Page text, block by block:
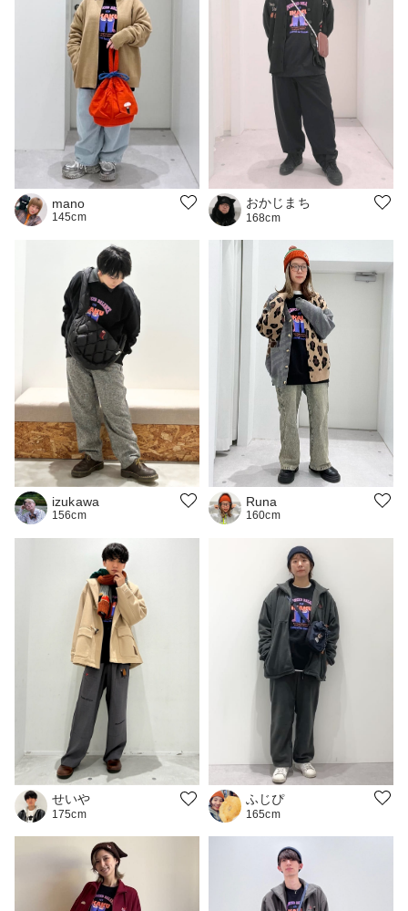
mano
145cm
おかじまち
168cm
izukawa
156cm
Runa
160cm
せいや
175cm
ふじぴ
165cm